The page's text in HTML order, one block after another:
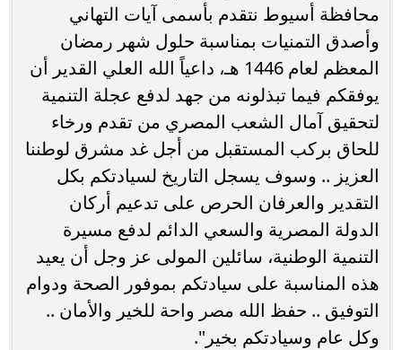
محافظة أسيوط نتقدم بأسمى آيات التهاني
وأصدق التمنيات بمناسبة حلول شهر رمضان
المعظم لعام 1446 هـ، داعياً الله العلي القدير أن
يوفقكم فيما تبذلونه من جهد لدفع عجلة التنمية
لتحقيق آمال الشعب المصري من تقدم ورخاء
للحاق بركب المستقبل من أجل غد مشرق لوطننا
العزيز .. وسوف يسجل التاريخ لسيادتكم بكل
التقدير والعرفان الحرص على تدعيم أركان
الدولة المصرية والسعي الدائم لدفع مسيرة
التنمية الوطنية، سائلين المولى عز وجل أن يعيد
هذه المناسبة على سيادتكم بموفور الصحة ودوام
التوفيق .. حفظ الله مصر واحة للخير والأمان ..
وكل عام وسيادتكم بخير".